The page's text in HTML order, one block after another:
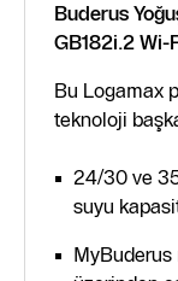
Buderus
GB182i.2 Wi-
Bu Logamax
teknoloji
24/30 ve
suyu
MyBuderus